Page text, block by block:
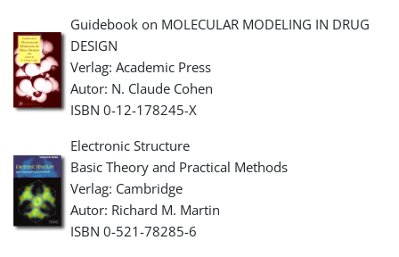
Guidebook on MOLECULAR MODELING IN DRUG
DESIGN
Verlag: Academic Press
Autor: N. Claude Cohen
ISBN 0-12-178245-X
Electronic Structure
Basic Theory and Practical Methods
Verlag: Cambridge
Autor: Richard M. Martin
ISBN 0-521-78285-6